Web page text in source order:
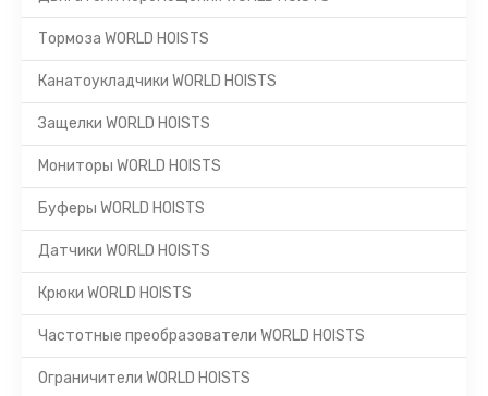
Тормоза WORLD HOISTS
Канатоукладчики WORLD HOISTS
Защелки WORLD HOISTS
Мониторы WORLD HOISTS
Буферы WORLD HOISTS
Датчики WORLD HOISTS
Крюки WORLD HOISTS
Частотные преобразователи WORLD HOISTS
Ограничители WORLD HOISTS